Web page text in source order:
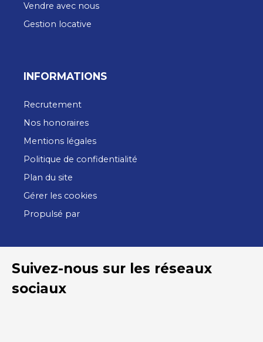
Vendre avec nous
Gestion locative
INFORMATIONS
Recrutement
Nos honoraires
Mentions légales
Politique de confidentialité
Plan du site
Gérer les cookies
Propulsé par
Suivez-nous sur les réseaux
sociaux